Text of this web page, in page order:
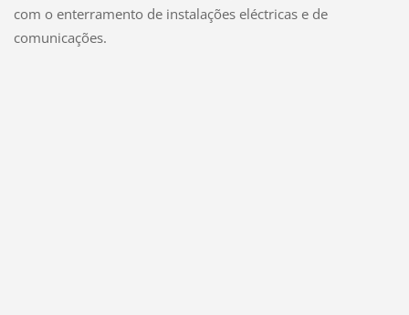
com o enterramento de instalações eléctricas e de
comunicações.